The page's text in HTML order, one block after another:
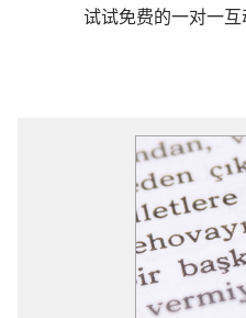
试试免费的一对一互